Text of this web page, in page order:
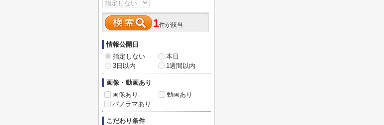
1件が該当
情報公開日
指定しない
本日
3日以内
1週間以内
画像・動画あり
画像あり
動画あり
パノラマあり
こだわり条件